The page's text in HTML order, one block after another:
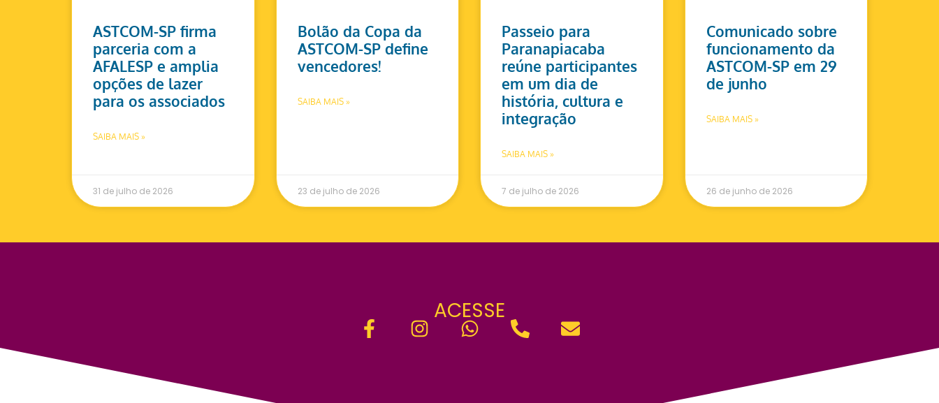
ASTCOM-SP firma
parceria com a
AFALESP e amplia
opções de lazer
para os associados
SAIBA MAIS »
31 de julho de 2026
Bolão da Copa da
ASTCOM-SP define
vencedores!
SAIBA MAIS »
23 de julho de 2026
Passeio para
Paranapiacaba
reúne participantes
em um dia de
história, cultura e
integração
SAIBA MAIS »
7 de julho de 2026
Comunicado sobre
funcionamento da
ASTCOM-SP em 29
de junho
SAIBA MAIS »
26 de junho de 2026
ACESSE